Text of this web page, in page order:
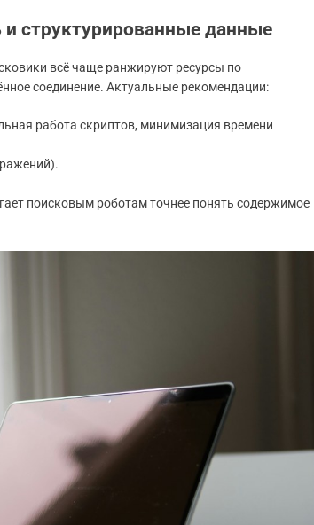
и структурированные данные
всё чаще ранжируют ресурсы по
соединение. Актуальные рекомендации:
работа скриптов, минимизация времени
поисковым роботам точнее понять содержимое